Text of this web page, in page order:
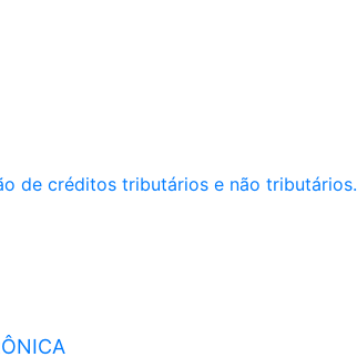
de créditos tributários e não tributários.